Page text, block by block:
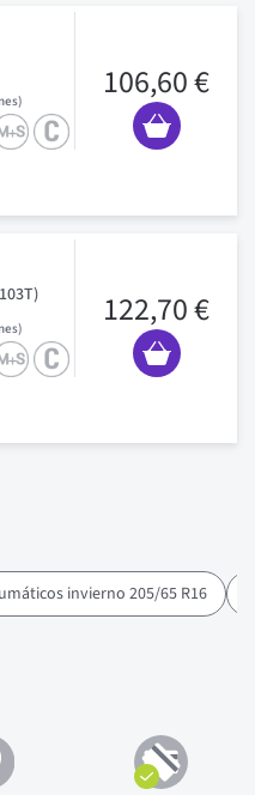
106,60 €
122,70 €
invierno 205/65 R16